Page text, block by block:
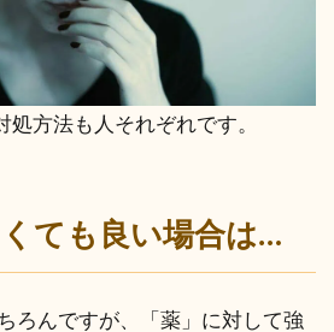
方法も人それぞれです。
ても良い場合は…
ろんですが、「薬」に対して強